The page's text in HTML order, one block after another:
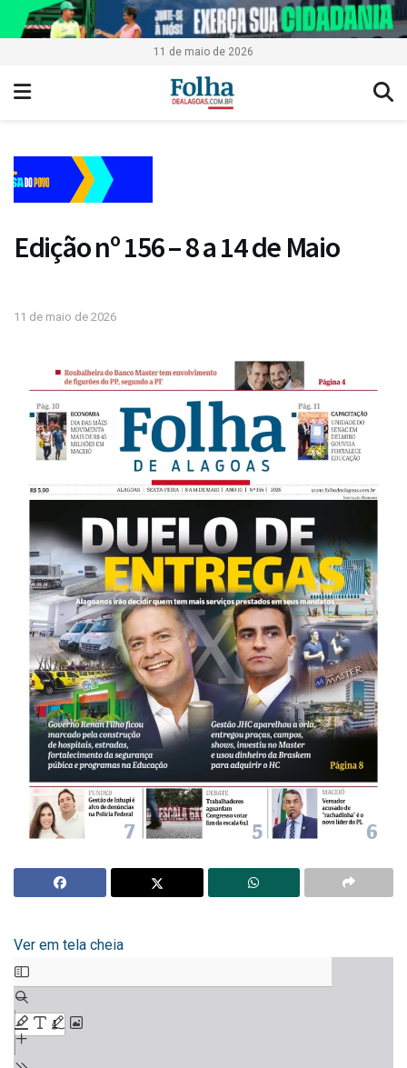
11 de maio de 2026
Edição nº 156 – 8 a 14 de Maio
11 de maio de 2026
Ver em tela cheia
Skip
to
PDF
content